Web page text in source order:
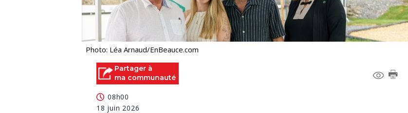
Photo: Léa Arnaud/EnBeauce.com
Partager à
ma communauté
08h00
18 juin 2026